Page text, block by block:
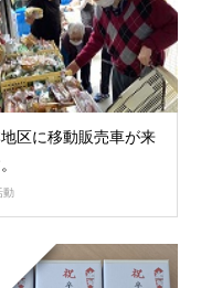
区に移動販売車が来
動